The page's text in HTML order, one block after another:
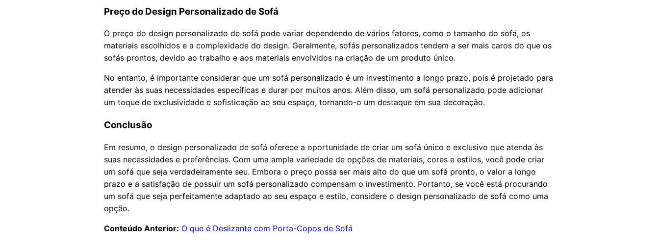
Preço do Design Personalizado de Sofá
O preço do design personalizado de sofá pode variar dependendo de vários fatores, como o tamanho do sofá, os
materiais escolhidos e a complexidade do design. Geralmente, sofás personalizados tendem a ser mais caros do que os
sofás prontos, devido ao trabalho e aos materiais envolvidos na criação de um produto único.
No entanto, é importante considerar que um sofá personalizado é um investimento a longo prazo, pois é projetado para
atender às suas necessidades específicas e durar por muitos anos. Além disso, um sofá personalizado pode adicionar
um toque de exclusividade e sofisticação ao seu espaço, tornando-o um destaque em sua decoração.
Conclusão
Em resumo, o design personalizado de sofá oferece a oportunidade de criar um sofá único e exclusivo que atenda às
suas necessidades e preferências. Com uma ampla variedade de opções de materiais, cores e estilos, você pode criar
um sofá que seja verdadeiramente seu. Embora o preço possa ser mais alto do que um sofá pronto, o valor a longo
prazo e a satisfação de possuir um sofá personalizado compensam o investimento. Portanto, se você está procurando
um sofá que seja perfeitamente adaptado ao seu espaço e estilo, considere o design personalizado de sofá como uma
opção.
Conteúdo Anterior: O que é Deslizante com Porta-Copos de Sofá